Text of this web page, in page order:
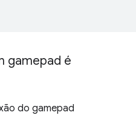
gamepad é
do gamepad